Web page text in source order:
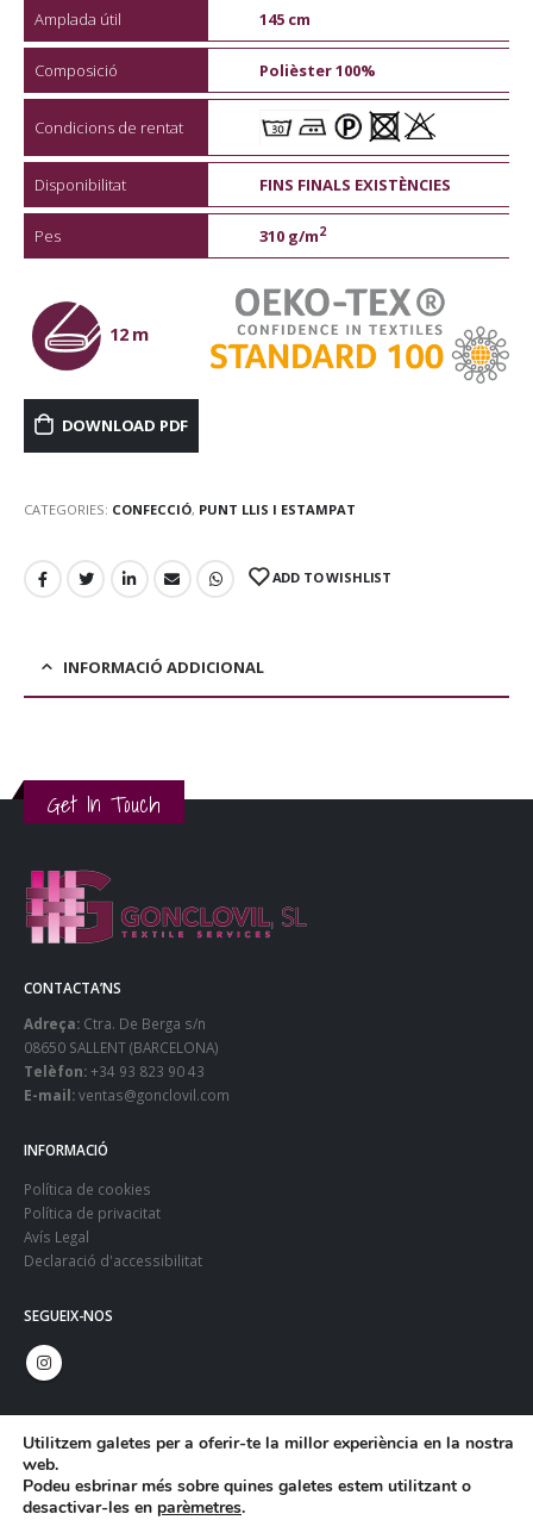
Amplada útil 145 cm
Composició Polièster 100%
Condicions de rentat
Disponibilitat FINS FINALS EXISTÈNCIES
Pes 310 g/m2
12 m
DOWNLOAD PDF
CATEGORIES: CONFECCIÓ, PUNT LLIS I ESTAMPAT
ADD TO WISHLIST
INFORMACIÓ ADDICIONAL
Get In Touch
CONTACTA’NS
Adreça: Ctra. De Berga s/n
08650 SALLENT (BARCELONA)
Telèfon:+34 93 823 90 43
E-mail:ventas@gonclovil.com
INFORMACIÓ
Política de cookies
Política de privacitat
Avís Legal
Declaració d'accessibilitat
SEGUEIX-NOS
Utilitzem galetes per a oferir-te la millor experiència en la nostra
web.
Podeu esbrinar més sobre quines galetes estem utilitzant o
desactivar-les en parèmetres.